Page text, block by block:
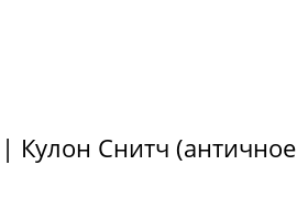
Кулон Снитч (античное